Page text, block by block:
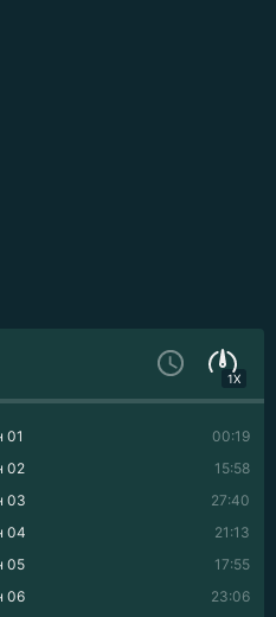
1X
00:19
01
15:58
02
27:40
03
21:13
04
17:55
05
23:06
06